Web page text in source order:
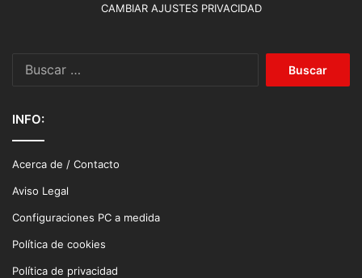
CAMBIAR AJUSTES PRIVACIDAD
INFO:
Acerca de / Contacto
Aviso Legal
Configuraciones PC a medida
Política de cookies
Política de privacidad